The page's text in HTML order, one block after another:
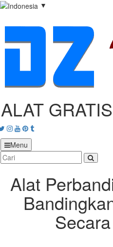
▼
ALAT
Twitter
Instagram
Youtube
Pinterest
tumblr
Menu
Alat